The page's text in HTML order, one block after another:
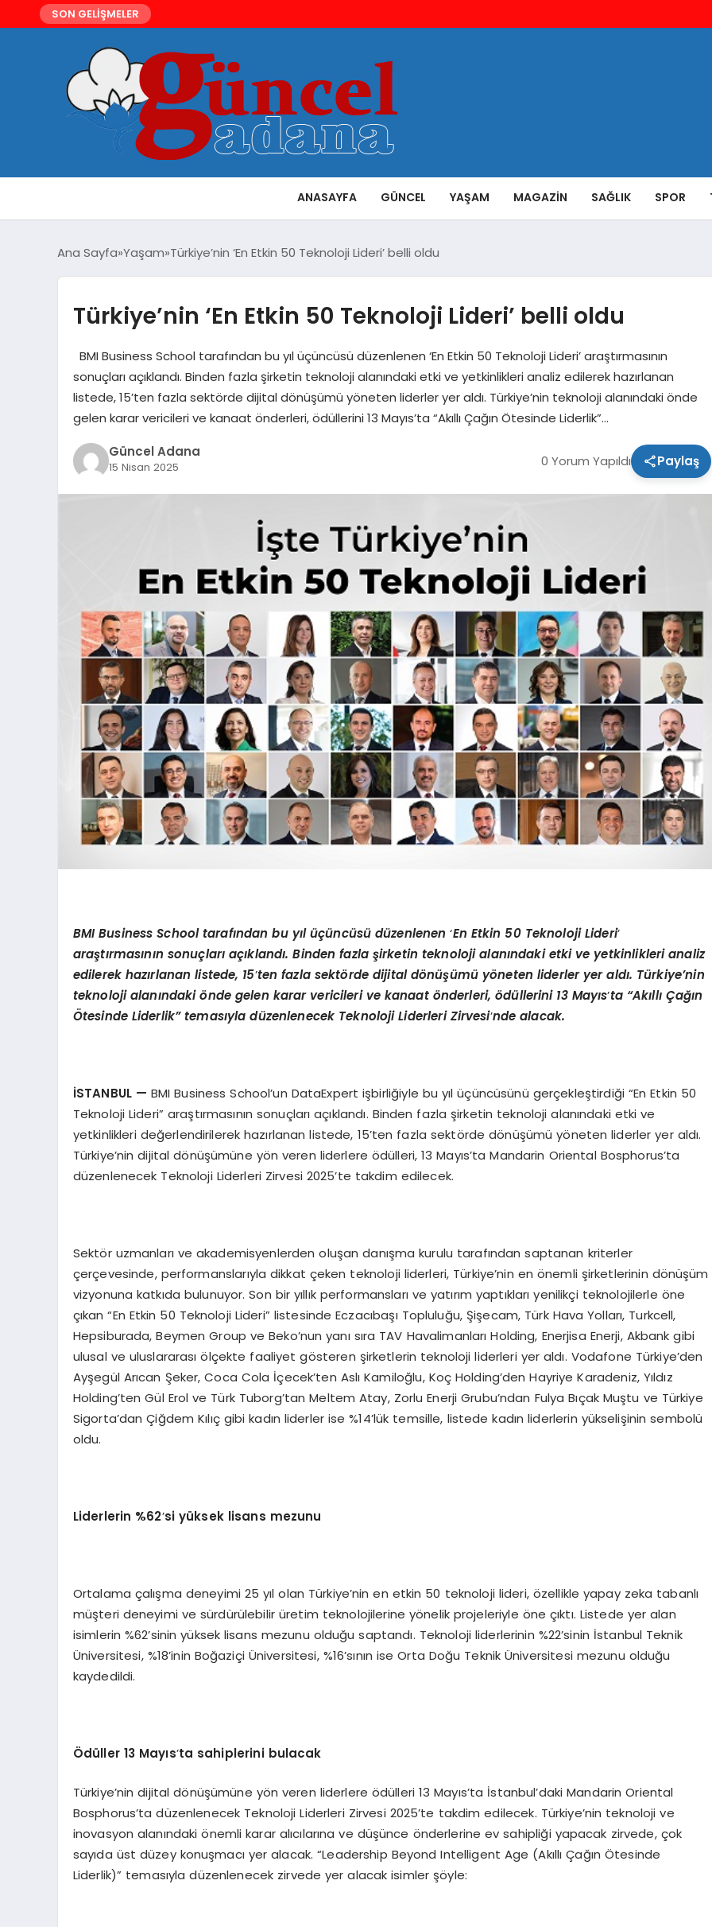
SON GELİŞMELER
ANASAYFA GÜNCEL YAŞAM MAGAZIN SAĞLIK SPOR
Ana Sayfa Yaşam Türkiye’nin ‘En Etkin 50 Teknoloji Lideri’ belli oldu
Türkiye’nin ‘En Etkin 50 Teknoloji Lideri’ belli oldu
BMI Business School tarafından bu yıl üçüncüsü düzenlenen ‘En Etkin 50 Teknoloji Lideri’ araştırmasının
sonuçları açıklandı. Binden fazla şirketin teknoloji alanındaki etki ve yetkinlikleri analiz edilerek hazırlanan
listede, 15’ten fazla sektörde dijital dönüşümü yöneten liderler yer aldı. Türkiye’nin teknoloji alanındaki önde
gelen karar vericileri ve kanaat önderleri, ödüllerini 13 Mayıs’ta “Akıllı Çağın Ötesinde Liderlik”…
Güncel Adana
15 Nisan 2025 0 Yorum Yapıldı Paylaş
BMI Business School tarafından bu yıl üçüncüsü düzenlenen‘En Etkin 50 Teknoloji Lideri’
araştırmasının sonuçları açıklandı. Binden fazla şirketin teknoloji alanındaki etki ve yetkinlikleri analiz
edilerek hazırlanan listede, 15’ten fazla sektörde dijital dönüşümü yöneten liderler yer aldı. Türkiye’nin
teknoloji alanındakiönde gelen karar vericileri ve kanaat önderleri,ödüllerini 13 Mayıs’ta “Akıllı Çağın
Ötesinde Liderlik”temasıyla düzenlenecek Teknoloji Liderleri Zirvesi’nde alacak.
İSTANBUL — BMI Business School’un DataExpert işbirliğiyle bu yıl üçüncüsünü gerçekleştirdiği “En Etkin 50
Teknoloji Lideri” araştırmasının sonuçları açıklandı. Binden fazla şirketin teknoloji alanındaki etki ve
yetkinlikleri değerlendirilerek hazırlanan listede, 15’ten fazla sektörde dönüşümü yöneten liderler yer aldı.
Türkiye’nin dijital dönüşümüne yön veren liderlere ödülleri, 13 Mayıs’ta Mandarin Oriental Bosphorus’ta
düzenlenecek Teknoloji Liderleri Zirvesi 2025’te takdim edilecek.
Sektör uzmanları ve akademisyenlerden oluşan danışma kurulu tarafından saptanan kriterler
çerçevesinde, performanslarıyla dikkat çeken teknoloji liderleri, Türkiye’nin en önemli şirketlerinin dönüşüm
vizyonuna katkıda bulunuyor. Son bir yıllık performansları ve yatırım yaptıkları yenilikçi teknolojilerle öne
çıkan “En Etkin 50 Teknoloji Lideri” listesinde Eczacıbaşı Topluluğu, Şişecam, Türk Hava Yolları, Turkcell,
Hepsiburada, Beymen Group ve Beko’nun yanı sıra TAV Havalimanları Holding, Enerjisa Enerji, Akbank gibi
ulusal ve uluslararası ölçekte faaliyet gösteren şirketlerin teknoloji liderleri yer aldı. Vodafone Türkiye’den
Ayşegül Arıcan Şeker, Coca Cola İçecek’ten Aslı Kamiloğlu, Koç Holding’den Hayriye Karadeniz, Yıldız
Holding’ten Gül Erol ve Türk Tuborg’tan Meltem Atay, Zorlu Enerji Grubu’ndan Fulya Bıçak Muştu ve Türkiye
Sigorta’dan Çiğdem Kılıç gibi kadın liderler ise %14’lük temsille, listede kadın liderlerin yükselişinin sembolü
oldu.
Liderlerin %62’si yüksek lisans mezunu
Ortalama çalışma deneyimi 25 yıl olan Türkiye’nin en etkin 50 teknoloji lideri, özellikle yapay zeka tabanlı
müşteri deneyimi ve sürdürülebilir üretim teknolojilerine yönelik projeleriyle öne çıktı. Listede yer alan
isimlerin %62’sinin yüksek lisans mezunu olduğu saptandı. Teknoloji liderlerinin %22’sinin İstanbul Teknik
Üniversitesi, %18’inin Boğaziçi Üniversitesi, %16’sının ise Orta Doğu Teknik Üniversitesi mezunu olduğu
kaydedildi.
Ödüller 13 Mayıs’ta sahiplerini bulacak
Türkiye’nin dijital dönüşümüne yön veren liderlere ödülleri 13 Mayıs’ta İstanbul’daki Mandarin Oriental
Bosphorus’ta düzenlenecek Teknoloji Liderleri Zirvesi 2025’te takdim edilecek. Türkiye’nin teknoloji ve
inovasyon alanındaki önemli karar alıcılarına ve düşünce önderlerine ev sahipliği yapacak zirvede, çok
sayıda üst düzey konuşmacı yer alacak. “Leadership Beyond Intelligent Age (Akıllı Çağın Ötesinde
Liderlik)” temasıyla düzenlenecek zirvede yer alacak isimler şöyle: